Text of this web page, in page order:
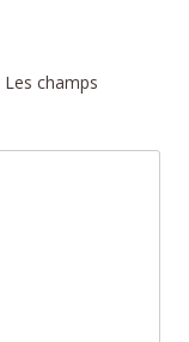
Les champs